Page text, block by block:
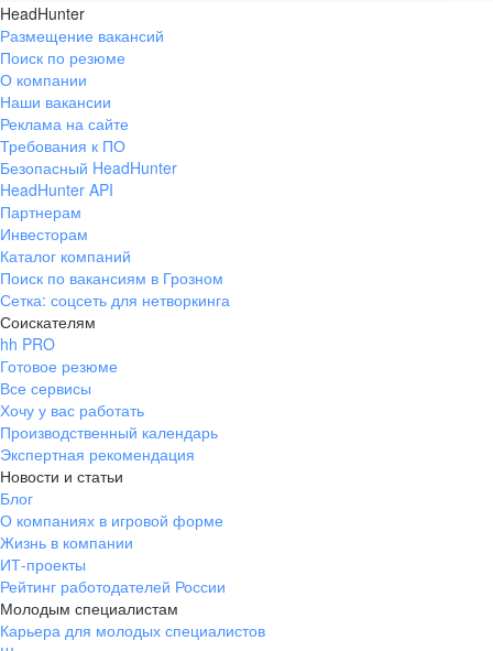
HeadHunter
Размещение вакансий
Поиск по резюме
О компании
Наши вакансии
Реклама на сайте
Требования к ПО
Безопасный HeadHunter
HeadHunter API
Партнерам
Инвесторам
Каталог компаний
Поиск по вакансиям в Грозном
Сетка: соцсеть для нетворкинга
Соискателям
hh PRO
Готовое резюме
Все сервисы
Хочу у вас работать
Производственный календарь
Экспертная рекомендация
Новости и статьи
Блог
О компаниях в игровой форме
Жизнь в компании
ИТ-проекты
Рейтинг работодателей России
Молодым специалистам
Карьера для молодых специалистов